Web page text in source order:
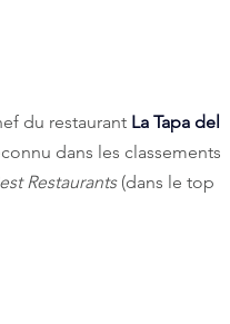
du restaurant La Tapa del
dans les classements
Restaurants (dans le top